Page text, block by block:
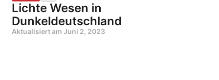
Lichte Wesen in
Dunkeldeutschland
Aktualisiert am Juni 2, 2023